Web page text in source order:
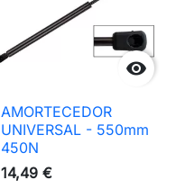

AMORTECEDOR
UNIVERSAL - 550mm
450N
14,49 €